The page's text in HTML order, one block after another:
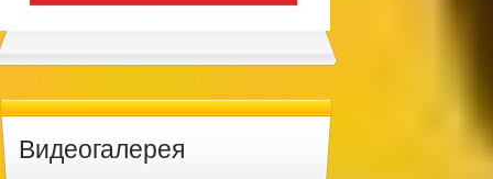
Видеогалерея